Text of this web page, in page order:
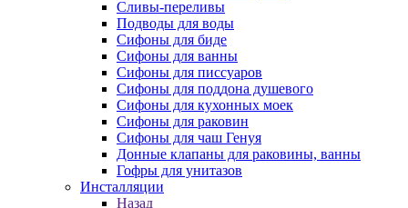
Сливы-переливы
Подводы для воды
Сифоны для биде
Сифоны для ванны
Сифоны для писсуаров
Сифоны для поддона душевого
Сифоны для кухонных моек
Сифоны для раковин
Сифоны для чаш Генуя
Донные клапаны для раковины, ванны
Гофры для унитазов
Инсталляции
Назад